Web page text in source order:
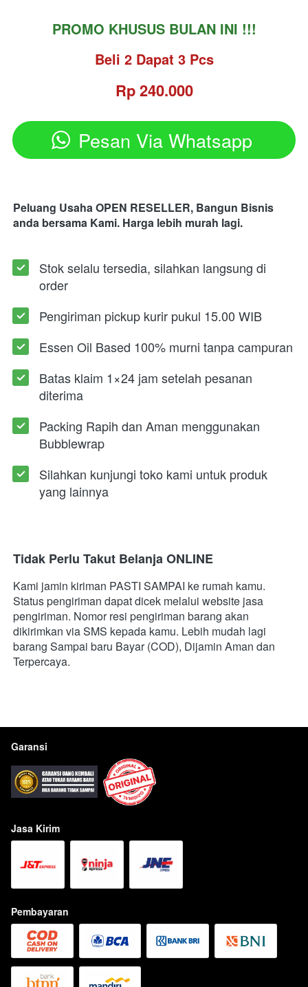
PROMO KHUSUS BULAN INI !!!
Beli 2 Dapat 3 Pcs
Rp 240.000
` Pesan Via Whatsapp
Peluang Usaha OPEN RESELLER, Bangun Bisnis
anda bersama Kami. Harga lebih murah lagi.
Stok selalu tersedia, silahkan langsung di
order
Pengiriman pickup kurir pukul 15.00 WIB
Essen Oil Based 100% murni tanpa campuran
Batas klaim 1×24 jam setelah pesanan
diterima
Packing Rapih dan Aman menggunakan
Bubblewrap
Silahkan kunjungi toko kami untuk produk
yang lainnya
Tidak Perlu Takut Belanja ONLINE
Kami jamin kiriman PASTI SAMPAI ke rumah kamu.
Status pengiriman dapat dicek melalui website jasa
pengiriman. Nomor resi pengiriman barang akan
dikirimkan via SMS kepada kamu. Lebih mudah lagi
barang Sampai baru Bayar (COD), Dijamin Aman dan
Terpercaya.
Garansi
Jasa Kirim
Pembayaran